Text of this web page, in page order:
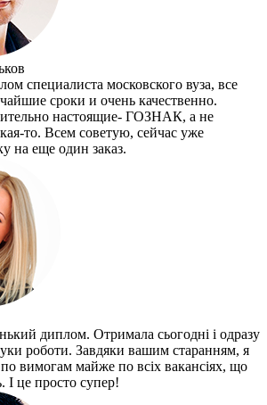
специалиста московского вуза, все
сроки и очень качественно.
настоящие- ГОЗНАК, а не
то. Всем советую, сейчас уже
на еще один заказ.
диплом. Отримала сьогодні і одразу
роботи. Завдяки вашим старанням, я
вимогам майже по всіх вакансіях, що
І це просто супер!